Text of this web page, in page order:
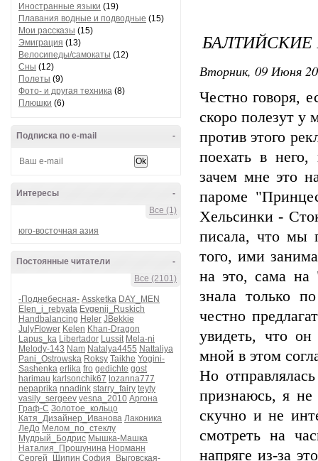
Иностранные языки (19)
Плавания водные и подводные (15)
Мои рассказы (15)
Эмиграция (13)
Велосипеды/самокаты (12)
Сны (12)
Полеты (9)
Фото- и другая техника (8)
Плюшки (6)
-
Подписка по e-mail
-
Интересы
Все (1)
юго-восточная азия
-
Постоянные читатели
Все (2101)
-Поднебесная- Assketka DAY_MEN
Elen_i_rebyata Evgenij_Ruskich
Handbalancing Heler JBekkie
JulyFlower Kelen Khan-Dragon
Lapus_ka Libertador Lussit Mela-ni
Melody-143 Nam Natalya4455 Nattaliya
Pani_Ostrowska Roksy Taikhe Yogini-
Sashenka erlika fro gedichte gost
harimau karlsonchik67 lozanna777
nepaprika nnadink starry_fairy teyty
vasily_sergeev vesna_2010 Аргона
Граф-С Золотое_кольцо
Катя_Дизайнер_Иванова Лаконика
ЛеДо Мелом_по_стеклу
Мудрый_Бодрис Мышка-Машка
Наталия_Прошунина Норманн
Сергей_Щипин София_Выговская-
Вторник, 09 Июня
Честно говоря,
скоро полезут у
против этого
поехать в
зачем мне это
пароме
Хельсинки -
писала, что мы
того, ими
на это, сама на
знала только
честно
увидеть, что
мной в этом
Но
признаюсь, я
скучно и не
смотреть на
напряге из-за